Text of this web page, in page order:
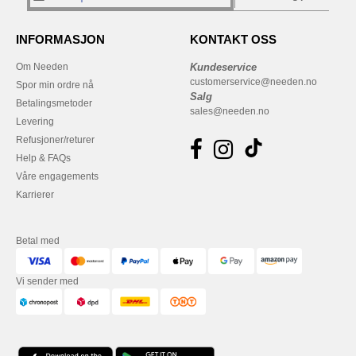
INFORMASJON
Om Needen
Spor min ordre nå
Betalingsmetoder
Levering
Refusjoner/returer
Help & FAQs
Våre engagements
Karrierer
KONTAKT OSS
Kundeservice
customerservice@needen.no
Salg
sales@needen.no
Betal med
Vi sender med